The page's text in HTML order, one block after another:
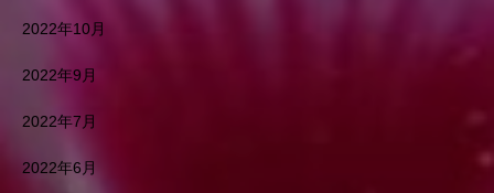
2022年10月
2022年9月
2022年7月
2022年6月